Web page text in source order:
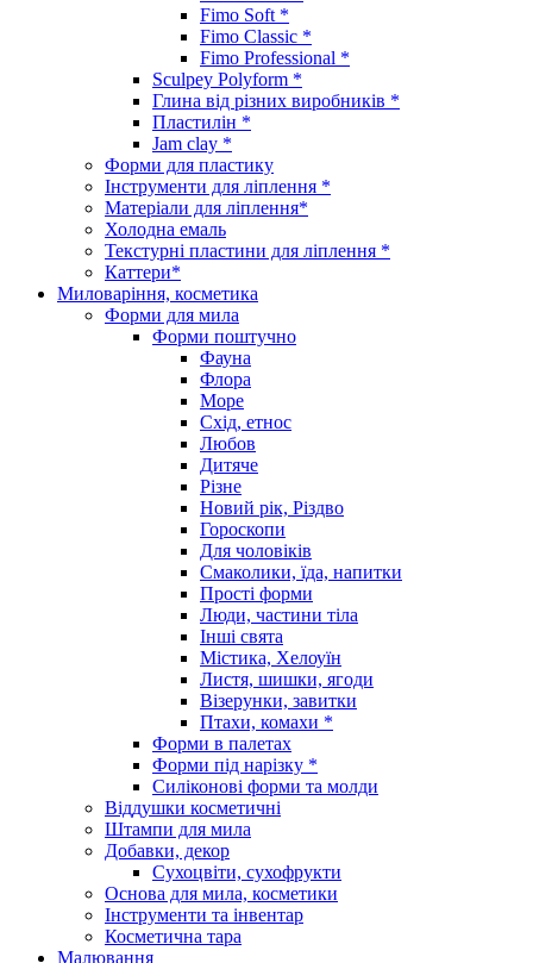
Fimo Soft *
Fimo Classic *
Fimo Professional *
Sculpey Polyform *
Глина від різних виробників *
Пластилін *
Jam clay *
Форми для пластику
Інструменти для ліплення *
Матеріали для ліплення*
Холодна емаль
Текстурні пластини для ліплення *
Каттери*
Миловаріння, косметика
Форми для мила
Форми поштучно
Фауна
Флора
Море
Схід, етнос
Любов
Дитяче
Різне
Новий рік, Різдво
Гороскопи
Для чоловіків
Смаколики, їда, напитки
Прості форми
Люди, частини тіла
Інші свята
Містика, Хелоуїн
Листя, шишки, ягоди
Візерунки, завитки
Птахи, комахи *
Форми в палетах
Форми під нарізку *
Силіконові форми та молди
Віддушки косметичні
Штампи для мила
Добавки, декор
Сухоцвіти, сухофрукти
Основа для мила, косметики
Інструменти та інвентар
Косметична тара
Малювання